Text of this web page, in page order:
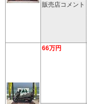
販売店コメント
66万円